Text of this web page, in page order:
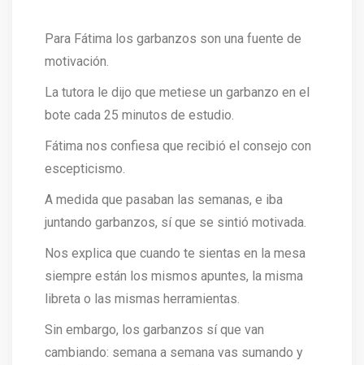
Para Fátima los garbanzos son una fuente de
motivación.
La tutora le dijo que metiese un garbanzo en el
bote cada 25 minutos de estudio.
Fátima nos confiesa que recibió el consejo con
escepticismo.
A medida que pasaban las semanas, e iba
juntando garbanzos, sí que se sintió motivada.
Nos explica que cuando te sientas en la mesa
siempre están los mismos apuntes, la misma
libreta o las mismas herramientas.
Sin embargo, los garbanzos sí que van
cambiando: semana a semana vas sumando y